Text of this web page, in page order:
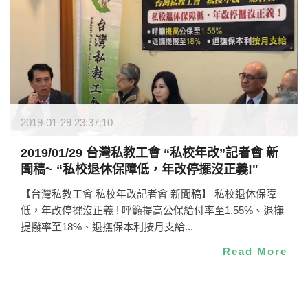
2019-01-29 23:37:10
2019/01/29 台灣私教工會 “私校年改”記者會 新
聞稿~ “私校退休保障低，年改停擺沒正義!"
【台灣私教工會 私校年改記者會 新聞稿】 私校退休保障
低，年改停擺沒正義 ! 呼籲提高公保給付率至1.55%、退撫
提撥率至18%、退撫保本利按月支給...
Read More